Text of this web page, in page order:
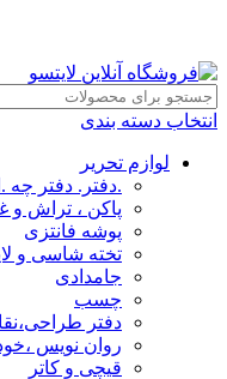
انتخاب دسته بندی
لوازم تحریر
.دفتر. دفتر چه
پاکن ، تراش و
پوشه فانتزی
تخته شاسی و
جامدادی
چسب
دفتر
روان نویس
قیچی و کاتر